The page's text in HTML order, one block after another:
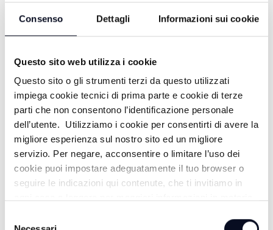
Consenso Dettagli Informazioni sui cookie
Questo sito web utilizza i cookie
Questo sito o gli strumenti terzi da questo utilizzati
impiega cookie tecnici di prima parte e cookie di terze
parti che non consentono l’identificazione personale
dell’utente. Utilizziamo i cookie per consentirti di avere la
migliore esperienza sul nostro sito ed un migliore
servizio. Per negare, acconsentire o limitare l’uso dei
cookie puoi impostare adeguatamente il tuo browser o
seguire le indicazioni qui contenute, che ti invitiamo in
FISCHIO FINALE - 12/04/2026
FISCHIO FINALE - 12/04/2026
3 MESI FA
FISCHIO FINALE - 05/04/2026